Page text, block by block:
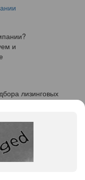
и
лизинговых
ул. Вокзальная,